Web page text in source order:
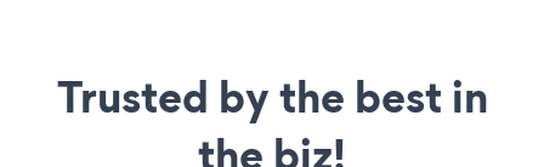
Trusted by the best in